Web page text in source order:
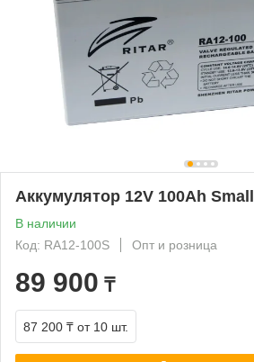
Аккумулятор 12V 100Ah Small
В наличии
Код: RA12-100S
Опт и розница
89 900 ₸
87 200 ₸ от 10 шт.